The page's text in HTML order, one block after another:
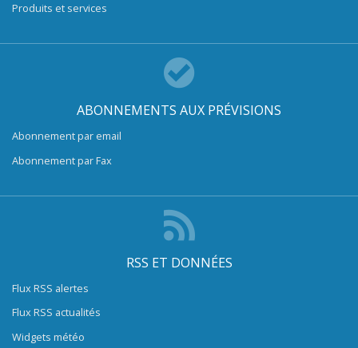
Produits et services
ABONNEMENTS AUX PRÉVISIONS
Abonnement par email
Abonnement par Fax
RSS ET DONNÉES
Flux RSS alertes
Flux RSS actualités
Widgets météo